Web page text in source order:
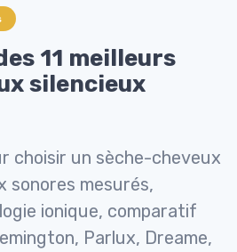
11 meilleurs
silencieux
choisir un sèche-cheveux
sonores mesurés,
ionique, comparatif
Parlux, Dreame,